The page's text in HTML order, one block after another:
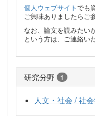
個人ウェブサイトでも
ご興味ありましたらご
なお、論文を読みたい
という方は、ご連絡い
研究分野 1
人文・社会 / 社